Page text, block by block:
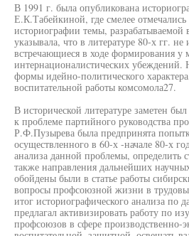
В 1991 г. была опубликована
Е.К.Табейкиной, где смелее отмечались
историографии темы,
указывала, что в литературе 80-х гг. не
встречающиеся в ходе формирования у
интернационалистических убеждений.
формы идейно-политического
воспитательной работы комсомола27.
В исторической литературе заметен
к проблеме партийного руководства
Р.Ф.Пузырева была предпринята
осуществленного в 60-х -начале 80-х
анализа данной проблемы, определить
также направления дальнейших
обойдены были в статье работы
вопросы профсоюзной жизни в
итог историографического анализа по
предлагал активизировать работу по
профсоюзов в сфере производственно-